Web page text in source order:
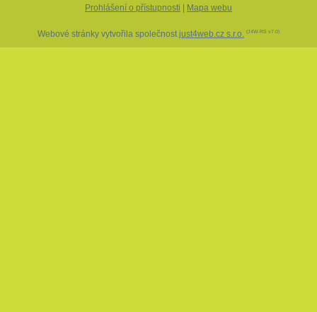
Prohlášení o přístupnosti Mapa webu
Webové stránky vytvořila společnost just4web.cz s.r.o. (J4W-RS v7.0)